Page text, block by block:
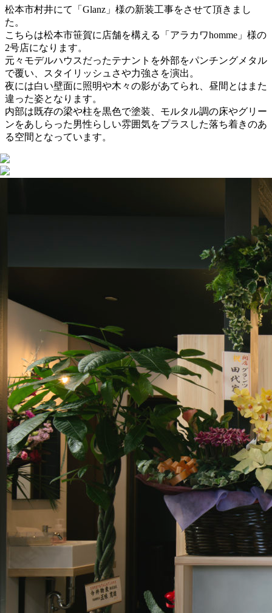
松本市村井にて「Glanz」様の新装工事をさせて頂きまし
た。
こちらは松本市笹賀に店舗を構える「アラカワhomme」様の
2号店になります。
元々モデルハウスだったテナントを外部をパンチングメタル
で覆い、スタイリッシュさや力強さを演出。
夜には白い壁面に照明や木々の影があてられ、昼間とはまた
違った姿となります。
内部は既存の梁や柱を黒色で塗装、モルタル調の床やグリー
ンをあしらった男性らしい雰囲気をプラスした落ち着きのあ
る空間となっています。